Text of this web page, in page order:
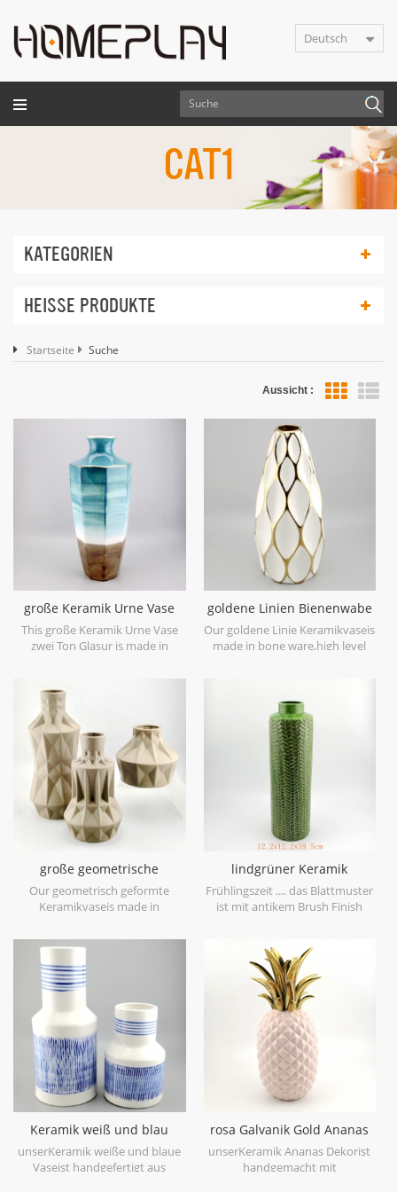
Deutsch
CAT1
KATEGORIEN
HEISSE PRODUKTE
Startseite Suche
Aussicht :
große Keramik Urne Vase
zwei Ton Glasur
This große Keramik Urne Vase
zwei Ton Glasur is made in
material to present two tone
colors,it is hand crafted so the
color is variance,two size
options with 19.7''h and 16.7''h.
goldene Linien Bienenwabe
keramische weiße Vase
Our goldene Linie Keramikvaseis
made in bone ware,high level
große geometrische
Keramikvase braun 3er Set
Our geometrisch geformte
Keramikvaseis made in
material in geometric shapes,it is
hand-crafted with three sizes
assorted,very nice fit with your
modern furniture.
lindgrüner Keramik
Vasenblatt Patten
Frühlingszeit .... das Blattmuster
ist mit antikem Brush Finish
ist aus Feinsteinzeug in China
gefertigt, bekommen mehr
Frühlingsstimmung versuchen
Sie dieslindgrüne Keramikvase.
Keramik weiß und blau
Tischvase Hand malen
unserKeramik weiße und blaue
Vaseist handgefertigt aus
rosa Galvanik Gold Ananas
Figur Haus Deko
unserKeramik Ananas Dekorist
handgemacht mit